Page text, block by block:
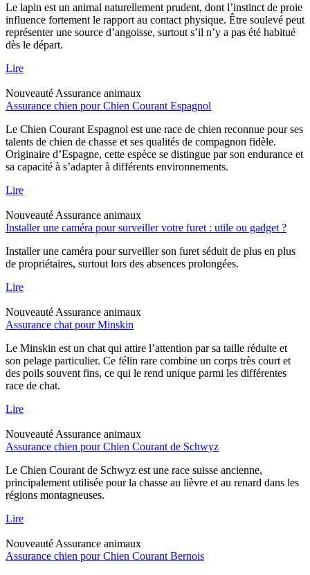
Le lapin est un animal naturellement prudent, dont l’instinct de proie
influence fortement le rapport au contact physique. Être soulevé peut
représenter une source d’angoisse, surtout s’il n’y a pas été habitué
dès le départ.
Lire
Nouveauté Assurance animaux
Assurance chien pour Chien Courant Espagnol
Le Chien Courant Espagnol est une race de chien reconnue pour ses
talents de chien de chasse et ses qualités de compagnon fidèle.
Originaire d’Espagne, cette espèce se distingue par son endurance et
sa capacité à s’adapter à différents environnements.
Lire
Nouveauté Assurance animaux
Installer une caméra pour surveiller votre furet : utile ou gadget ?
Installer une caméra pour surveiller son furet séduit de plus en plus
de propriétaires, surtout lors des absences prolongées.
Lire
Nouveauté Assurance animaux
Assurance chat pour Minskin
Le Minskin est un chat qui attire l’attention par sa taille réduite et
son pelage particulier. Ce félin rare combine un corps très court et
des poils souvent fins, ce qui le rend unique parmi les différentes
race de chat.
Lire
Nouveauté Assurance animaux
Assurance chien pour Chien Courant de Schwyz
Le Chien Courant de Schwyz est une race suisse ancienne,
principalement utilisée pour la chasse au lièvre et au renard dans les
régions montagneuses.
Lire
Nouveauté Assurance animaux
Assurance chien pour Chien Courant Bernois